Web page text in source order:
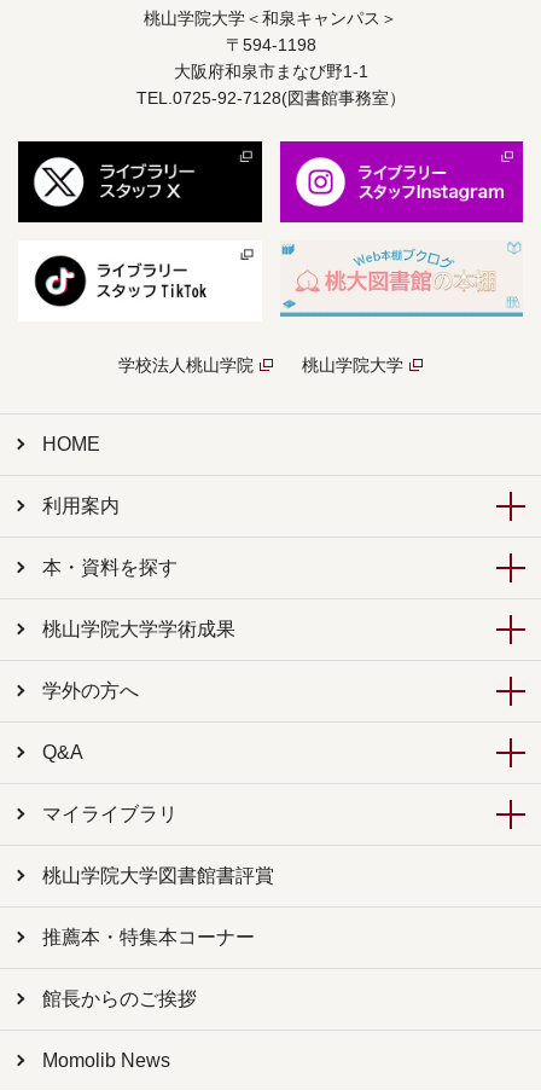
桃山学院大学＜和泉キャンパス＞
〒594-1198
大阪府和泉市まなび野1-1
TEL.0725-92-7128(図書館事務室）
学校法人桃山学院 桃山学院大学
HOME
利用案内
本・資料を探す
桃山学院大学学術成果
学外の方へ
Q&A
マイライブラリ
桃山学院大学図書館書評賞
推薦本・特集本コーナー
館長からのご挨拶
Momolib News